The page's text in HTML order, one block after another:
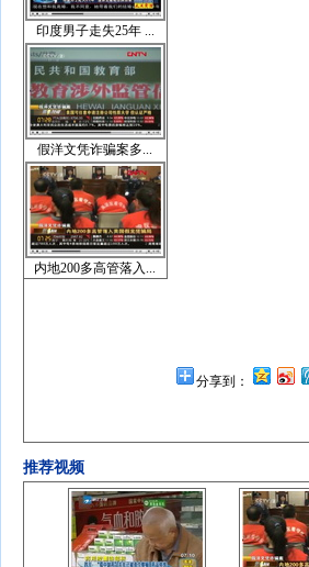
分享到：
印度男子走失25年 ...
假洋文凭诈骗案多...
内地200多高管落入...
推荐视频